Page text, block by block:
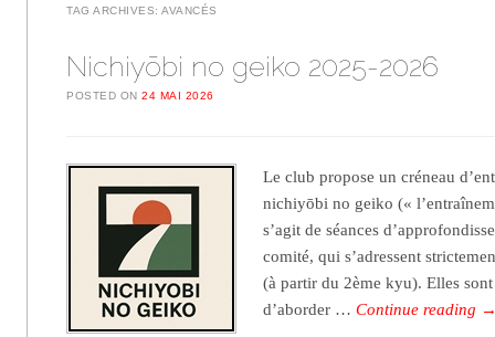
TAG ARCHIVES:AVANCÉS
Nichiyōbi no geiko 2025-2026
POSTED ON24 MAI 2026
Le club propose un créneau
nichiyōbi no geiko («
s’agit de séances
comité, qui s’adressent
(à partir du 2ème kyu). Elles
d’aborder …Continue reading